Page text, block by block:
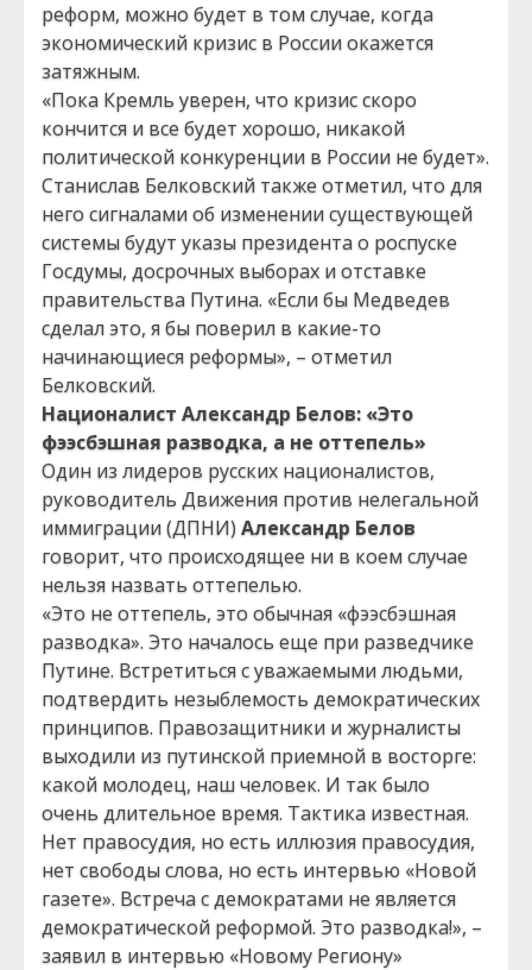
реформ, можно будет в том случае, когда
экономический кризис в России окажется
затяжным.
«Пока Кремль уверен, что кризис скоро
кончится и все будет хорошо, никакой
политической конкуренции в России не будет».
Станислав Белковский также отметил, что для
него сигналами об изменении существующей
системы будут указы президента о роспуске
Госдумы, досрочных выборах и отставке
правительства Путина. «Если бы Медведев
сделал это, я бы поверил в какие-то
начинающиеся реформы», – отметил
Белковский.
Националист Александр Белов: «Это
фээсбэшная разводка, а не оттепель»
Один из лидеров русских националистов,
руководитель Движения против нелегальной
иммиграции (ДПНИ)Александр Белов
говорит, что происходящее ни в коем случае
нельзя назвать оттепелью.
«Это не оттепель, это обычная «фээсбэшная
разводка». Это началось еще при разведчике
Путине. Встретиться с уважаемыми людьми,
подтвердить незыблемость демократических
принципов. Правозащитники и журналисты
выходили из путинской приемной в восторге:
какой молодец, наш человек. И так было
очень длительное время. Тактика известная.
Нет правосудия, но есть иллюзия правосудия,
нет свободы слова, но есть интервью «Новой
газете». Встреча с демократами не является
демократической реформой. Это разводка!», –
заявил в интервью «Новому Региону»